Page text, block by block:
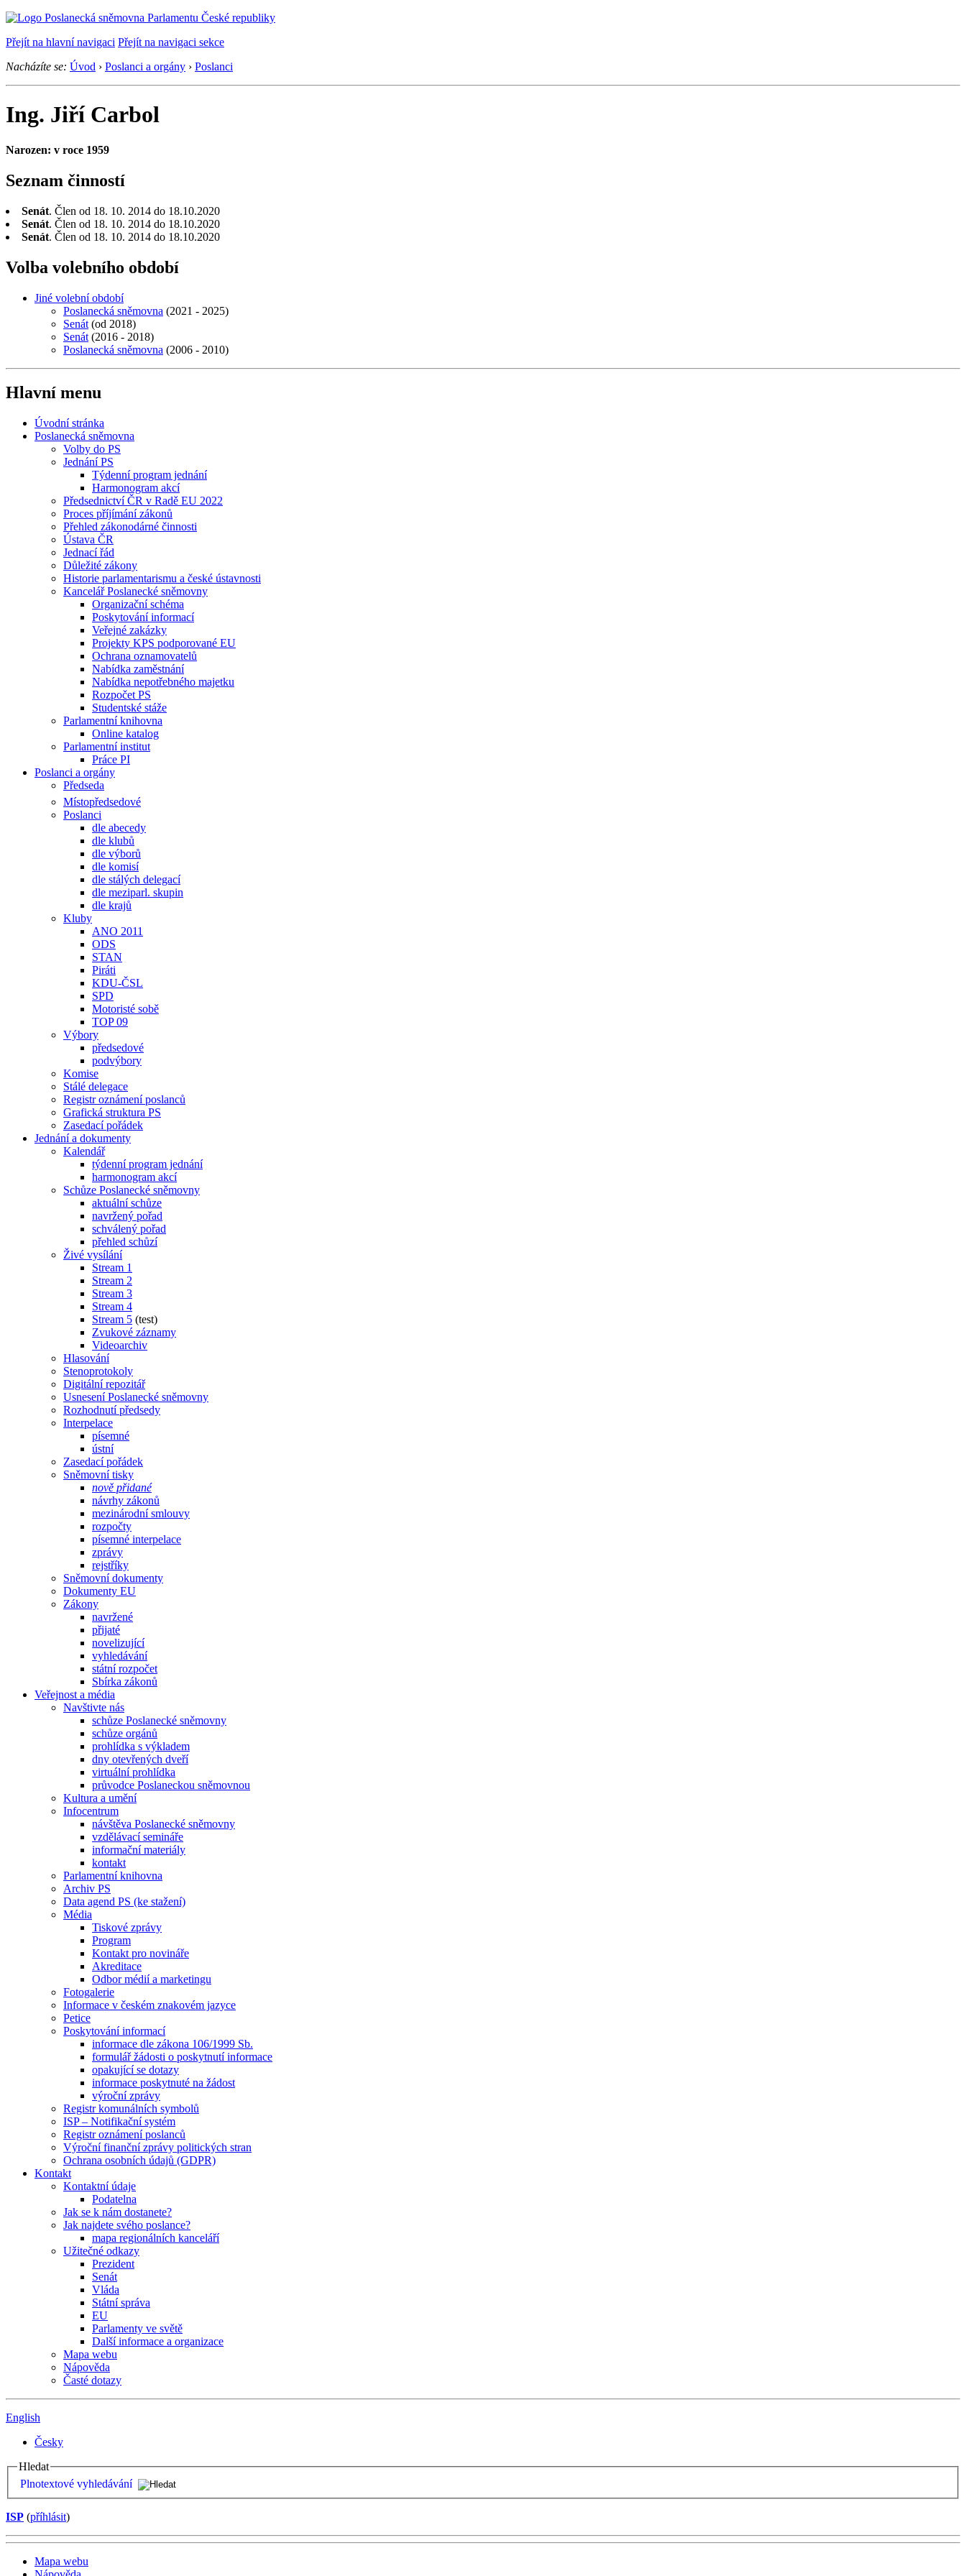
Přejít na hlavní navigaci Přejít na navigaci sekce
Nacházíte se: Úvod › Poslanci a orgány › Poslanci
Ing. Jiří Carbol
Narozen: v roce 1959
Seznam činností
Senát. Člen od 18. 10. 2014 do 18.10.2020
Senát. Člen od 18. 10. 2014 do 18.10.2020
Senát. Člen od 18. 10. 2014 do 18.10.2020
Volba volebního období
Jiné volební období
Poslanecká sněmovna (2021 - 2025)
Senát (od 2018)
Senát (2016 - 2018)
Poslanecká sněmovna (2006 - 2010)
Hlavní menu
Úvodní stránka
Poslanecká sněmovna
Volby do PS
Jednání PS
Týdenní program jednání
Harmonogram akcí
Předsednictví ČR v Radě EU 2022
Proces příjímání zákonů
Přehled zákonodárné činnosti
Ústava ČR
Jednací řád
Důležité zákony
Historie parlamentarismu a české ústavnosti
Kancelář Poslanecké sněmovny
Organizační schéma
Poskytování informací
Veřejné zakázky
Projekty KPS podporované EU
Ochrana oznamovatelů
Nabídka zaměstnání
Nabídka nepotřebného majetku
Rozpočet PS
Studentské stáže
Parlamentní knihovna
Online katalog
Parlamentní institut
Práce PI
Poslanci a orgány
Předseda
Místopředsedové
Poslanci
dle abecedy
dle klubů
dle výborů
dle komisí
dle stálých delegací
dle meziparl. skupin
dle krajů
Kluby
ANO 2011
ODS
STAN
Piráti
KDU-ČSL
SPD
Motoristé sobě
TOP 09
Výbory
předsedové
podvýbory
Komise
Stálé delegace
Registr oznámení poslanců
Grafická struktura PS
Zasedací pořádek
Jednání a dokumenty
Kalendář
týdenní program jednání
harmonogram akcí
Schůze Poslanecké sněmovny
aktuální schůze
navržený pořad
schválený pořad
přehled schůzí
Živé vysílání
Stream 1
Stream 2
Stream 3
Stream 4
Stream 5 (test)
Zvukové záznamy
Videoarchiv
Hlasování
Stenoprotokoly
Digitální repozitář
Usnesení Poslanecké sněmovny
Rozhodnutí předsedy
Interpelace
písemné
ústní
Zasedací pořádek
Sněmovní tisky
nově přidané
návrhy zákonů
mezinárodní smlouvy
rozpočty
písemné interpelace
zprávy
rejstříky
Sněmovní dokumenty
Dokumenty EU
Zákony
navržené
přijaté
novelizující
vyhledávání
státní rozpočet
Sbírka zákonů
Veřejnost a média
Navštivte nás
schůze Poslanecké sněmovny
schůze orgánů
prohlídka s výkladem
dny otevřených dveří
virtuální prohlídka
průvodce Poslaneckou sněmovnou
Kultura a umění
Infocentrum
návštěva Poslanecké sněmovny
vzdělávací semináře
informační materiály
kontakt
Parlamentní knihovna
Archiv PS
Data agend PS (ke stažení)
Média
Tiskové zprávy
Program
Kontakt pro novináře
Akreditace
Odbor médií a marketingu
Fotogalerie
Informace v českém znakovém jazyce
Petice
Poskytování informací
informace dle zákona 106/1999 Sb.
formulář žádosti o poskytnutí informace
opakující se dotazy
informace poskytnuté na žádost
výroční zprávy
Registr komunálních symbolů
ISP – Notifikační systém
Registr oznámení poslanců
Výroční finanční zprávy politických stran
Ochrana osobních údajů (GDPR)
Kontakt
Kontaktní údaje
Podatelna
Jak se k nám dostanete?
Jak najdete svého poslance?
mapa regionálních kanceláří
Užitečné odkazy
Prezident
Senát
Vláda
Státní správa
EU
Parlamenty ve světě
Další informace a organizace
Mapa webu
Nápověda
Časté dotazy
English
Česky
Hledat
Plnotextové vyhledávání
ISP (příhlásit)
Mapa webu